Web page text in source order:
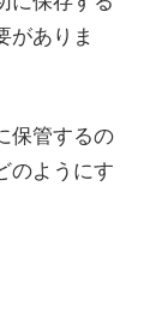
がありま
保管するの
のようにす